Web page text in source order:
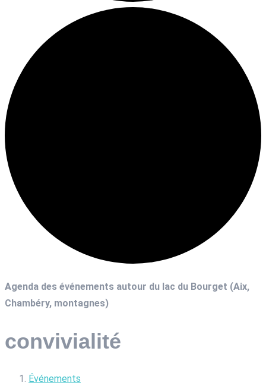
Agenda des événements autour du lac du Bourget (Aix,
Chambéry, montagnes)
convivialité
Événements